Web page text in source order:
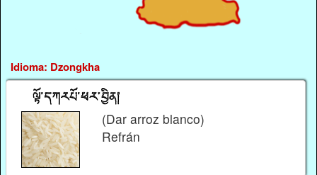
Idioma: Dzongkha
(Dar arroz blanco)
Refrán